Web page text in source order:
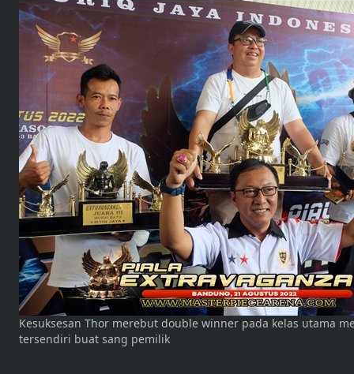
Kesuksesan Thor merebut double winner pada kelas utama
tersendiri buat sang pemilik